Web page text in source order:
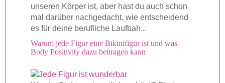
unseren Körper ist, aber hast du auch schon
mal darüber nachgedacht, wie entscheidend
es für deine berufliche Laufbah...
Warum jede Figur eine Bikinifigur ist und was
Body Positivity dazu beitragen kann